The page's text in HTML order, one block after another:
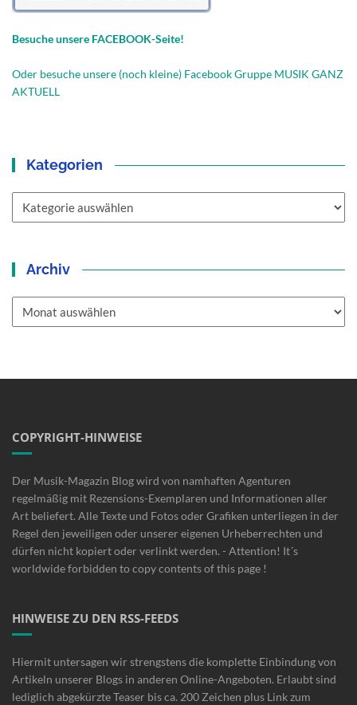
Besuche unsere FACEBOOK-Seite!
Oder besuche unsere (noch kleine) Facebook Gruppe MUSIK GANZ
AKTUELL
Kategorien
Archiv
COPYRIGHT-HINWEISE
Der Musik-Magazin Blog wird von namhaften Agenturen
regelmäßig mit Rezensions-Exemplaren und Informationen aller
Art beliefert. Alle Texte und Fotos oder Grafiken unterliegen in der
Regel den jeweiligen oder unserer eigenen Urheberrechten und
dürfen nicht kopiert oder verlinkt werden. - Attention! It´s
worldwide forbidden to copy contents of this page !
HINWEISE ZU DEN RSS-FEEDS
Hiermit untersagen wir strengstens die komplette Einbindung von
Artikeln unserer Blogs in anderen Online-Angeboten. Erlaubt sind
lediglich abgekürzte Teaser bis ca. 200 Zeichen plus Link zum